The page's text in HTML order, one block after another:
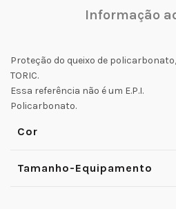
Informação
Proteção do queixo de
TORIC.
Essa referência não é um E.P.I.
Policarbonato.
Cor
Tamanho-Equipamento